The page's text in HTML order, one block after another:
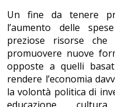
Un fine da tenere
l’aumento delle
preziose risorse che
promuovere nuove
opposte a quelli
rendere l’economia
la volontà politica di